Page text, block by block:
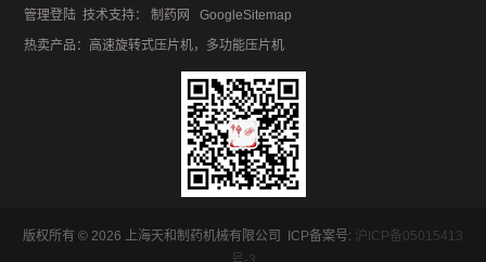
管理登陆 技术支持：制药网
GoogleSitemap
热卖产品：高速旋转式压片机， 多功能压片机
版权所有 © 2026 上海天和制药机械有限公司 ICP备案号: 沪ICP备05015413